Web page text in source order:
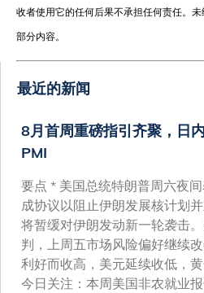
收者使用它的任何后果不承担任何责任。
部分内容。
最近的新闻
8月首周重磅指引齐聚，日
PMI
要点 * 美国总统特朗普周六夜
成协议以阻止伊朗发展核计划
将暂缓对伊朗发动新一轮袭击
判，上周五市场风险偏好继续
利好而收高，美元延续收低，
今日关注：本周美国非农就业